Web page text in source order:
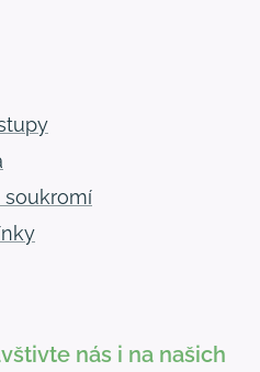
soukromí
nás i na našich